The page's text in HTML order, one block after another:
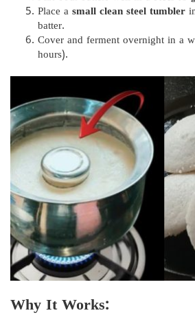
Place a small clean steel tumbler
batter.
Cover and ferment overnight in a
hours).
Why It Works: